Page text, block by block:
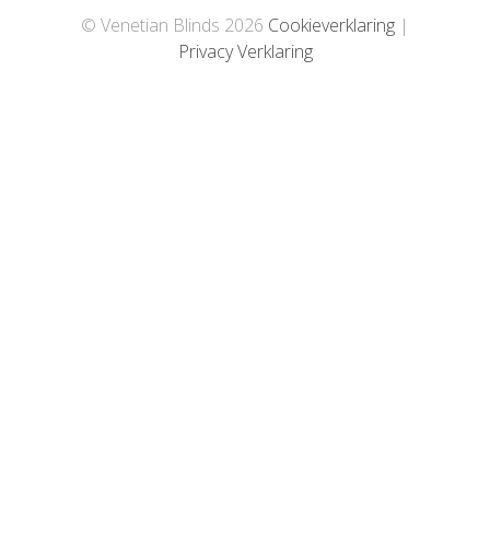
© Venetian Blinds 2026 Cookieverklaring |
Privacy Verklaring